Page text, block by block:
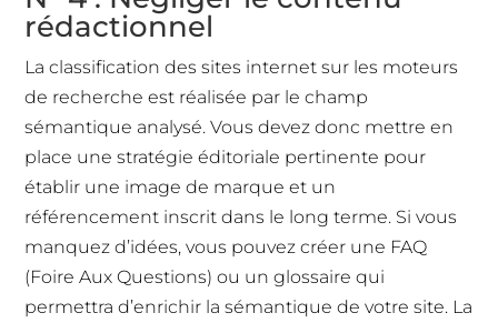
rédactionnel
La classification des sites internet sur les moteurs
de recherche est réalisée par le champ
sémantique analysé. Vous devez donc mettre en
place une stratégie éditoriale pertinente pour
établir une image de marque et un
référencement inscrit dans le long terme. Si vous
manquez d’idées, vous pouvez créer une FAQ
(Foire Aux Questions) ou un glossaire qui
permettra d’enrichir la sémantique de votre site. La